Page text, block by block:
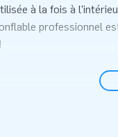
à la fois à
professionnel
un mini